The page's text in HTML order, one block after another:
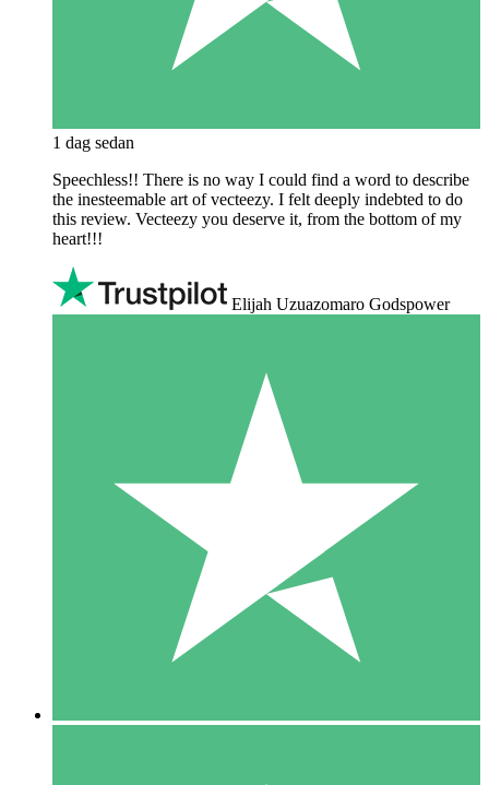
1 dag sedan
Speechless!! There is no way I could find a word to describe
the inesteemable art of vecteezy. I felt deeply indebted to do
this review. Vecteezy you deserve it, from the bottom of my
heart!!!
Elijah Uzuazomaro Godspower